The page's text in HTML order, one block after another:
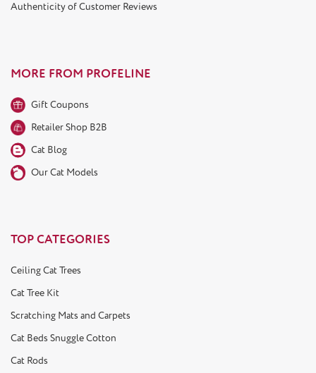
Authenticity of Customer Reviews
MORE FROM PROFELINE
Gift Coupons
Retailer Shop B2B
Cat Blog
Our Cat Models
TOP CATEGORIES
Ceiling Cat Trees
Cat Tree Kit
Scratching Mats and Carpets
Cat Beds Snuggle Cotton
Cat Rods